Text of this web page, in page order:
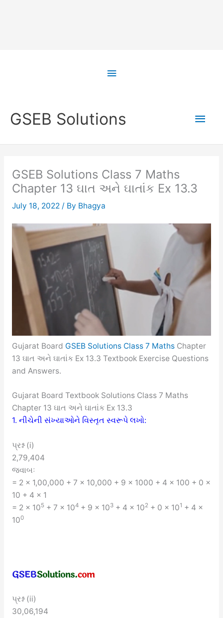
Above
GSEB Solutions
Main
GSEB Solutions Class 7 Maths
Chapter 13 ઘાત અને ઘાતાંક Ex 13.3
July 18, 2022 / By Bhagya
Gujarat Board GSEB Solutions Class 7 MathsChapter
13 ઘાત અને ઘાતાંક Ex 13.3 Textbook Exercise Questions
and Answers.
Gujarat Board Textbook Solutions Class 7 Maths
Chapter 13 ઘાત અને ઘાતાંક Ex 13.3
1. નીચેની સંખ્યાઓને વિસ્તૃત સ્વરૂપે લખો:
પ્રશ્ન (i)
2,79,404
જવાબઃ
= 2 × 1,00,000 + 7 × 10,000 + 9 × 1000 + 4 × 100 + 0 ×
10 + 4 × 1
= 2 × 105+ 7 × 104+ 9 × 103+ 4 × 102 + 0 × 101 + 4 ×
100
પ્રશ્ન (ii)
30,06,194